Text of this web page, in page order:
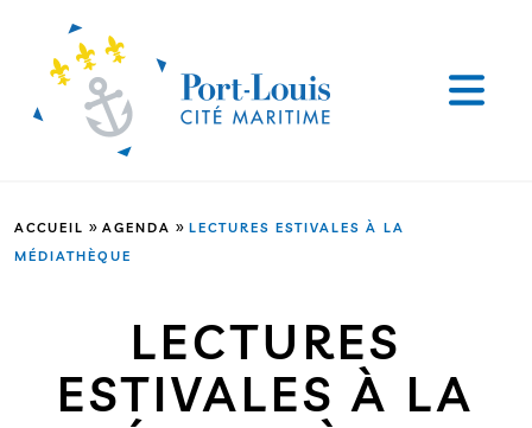
ACCUEIL » AGENDA » LECTURES ESTIVALES À LA
MÉDIATHÈQUE
LECTURES
ESTIVALES À LA